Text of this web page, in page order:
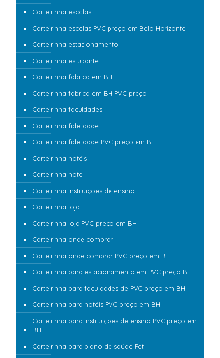
Carteirinha escolas
Carteirinha escolas PVC preço em Belo Horizonte
Carteirinha estacionamento
Carteirinha estudante
Carteirinha fabrica em BH
Carteirinha fabrica em BH PVC preço
Carteirinha faculdades
Carteirinha fidelidade
Carteirinha fidelidade PVC preço em BH
Carteirinha hotéis
Carteirinha hotel
Carteirinha instituições de ensino
Carteirinha loja
Carteirinha loja PVC preço em BH
Carteirinha onde comprar
Carteirinha onde comprar PVC preço em BH
Carteirinha para estacionamento em PVC preço BH
Carteirinha para faculdades de PVC preço em BH
Carteirinha para hotéis PVC preço em BH
Carteirinha para instituições de ensino PVC preço em
BH
Carteirinha para plano de saúde Pet